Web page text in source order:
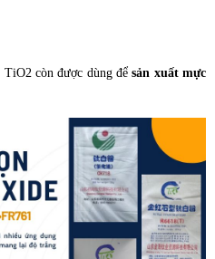
TiO2 còn đ­ược dùng đểsản xuất mực